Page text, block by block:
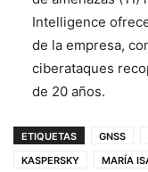
Intelligence
de la empresa,
ciberataques
de 20 años.
ETIQUETAS GNSS
KASPERSKY
MARÍA